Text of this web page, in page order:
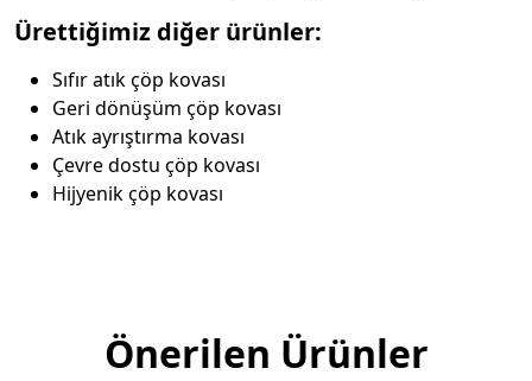
Ürettiğimiz diğer ürünler:
Sıfır atık çöp kovası
Geri dönüşüm çöp kovası
Atık ayrıştırma kovası
Çevre dostu çöp kovası
Hijyenik çöp kovası
Önerilen Ürünler